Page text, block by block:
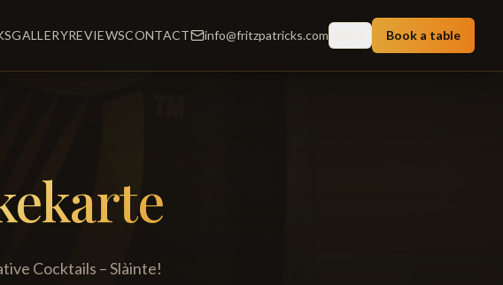
GALLERYREVIEWSCONTACT info@fritzpatricks.com Book a table
Cocktails – Slàinte!